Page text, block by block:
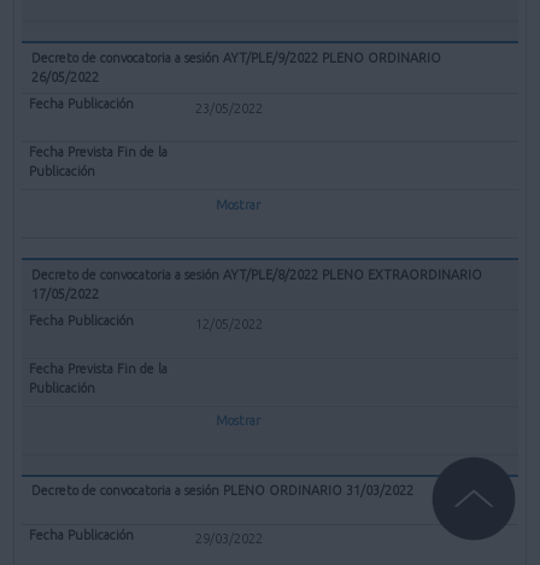
Decreto de convocatoria a sesión AYT/PLE/9/2022 PLENO ORDINARIO
26/05/2022
23/05/2022
Mostrar
Decreto de convocatoria a sesión AYT/PLE/8/2022 PLENO EXTRAORDINARIO
17/05/2022
12/05/2022
Mostrar
Decreto de convocatoria a sesión PLENO ORDINARIO 31/03/2022
29/03/2022